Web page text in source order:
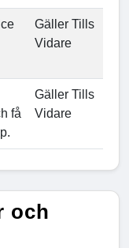
Gäller Tills
Vidare
få
Gäller Tills
Vidare
och